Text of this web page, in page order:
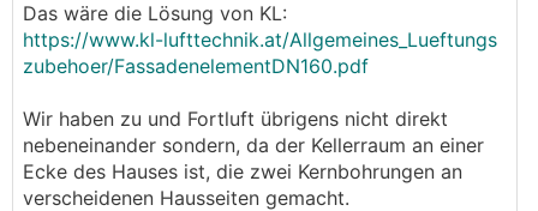
Das wäre die Lösung von KL:
https://www.kl-lufttechnik.at/Allgemeines_Lueftungs
zubehoer/FassadenelementDN160.pdf
Wir haben zu und Fortluft übrigens nicht direkt
nebeneinander sondern, da der Kellerraum an einer
Ecke des Hauses ist, die zwei Kernbohrungen an
verscheidenen Hausseiten gemacht.